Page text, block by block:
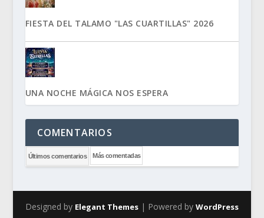
FIESTA DEL TALAMO "LAS CUARTILLAS" 2026
UNA NOCHE MÁGICA NOS ESPERA
COMENTARIOS
Últimos comentarios Más comentadas
Designed by Elegant Themes| Powered by WordPress